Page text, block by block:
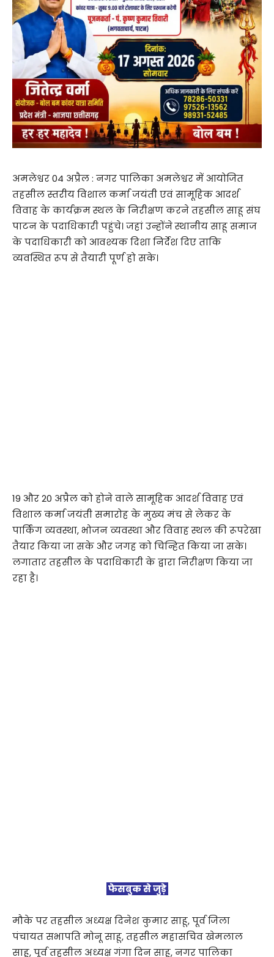
अमलेश्वर 04 अप्रैल : नगर पालिका अमलेश्वर में आयोजित
तहसील स्तरीय विशाल कर्मा जयंती एवं सामूहिक आदर्श
विवाह के कार्यक्रम स्थल के निरीक्षण करने तहसील साहू संघ
पाटन के पदाधिकारी पहुंचे। जहां उन्होंने स्थानीय साहू समाज
के पदाधिकारी को आवश्यक दिशा निर्देश दिए ताकि
व्यवस्थित रूप से तैयारी पूर्ण हो सके।
19 और 20 अप्रैल को होने वाले सामूहिक आदर्श विवाह एवं
विशाल कर्मा जयंती समारोह के मुख्य मंच से लेकर के
पार्किंग व्यवस्था, भोजन व्यवस्था और विवाह स्थल की रूपरेखा
तैयार किया जा सके और जगह को चिन्हित किया जा सके।
लगातार तहसील के पदाधिकारी के द्वारा निरीक्षण किया जा
रहा है।
फेसबुक से जुड़े
मौके पर तहसील अध्यक्ष दिनेश कुमार साहू, पूर्व जिला
पंचायत सभापति मोनू साहू, तहसील महासचिव खेमलाल
साहू, पूर्व तहसील अध्यक्ष गंगा दिन साहू, नगर पालिका